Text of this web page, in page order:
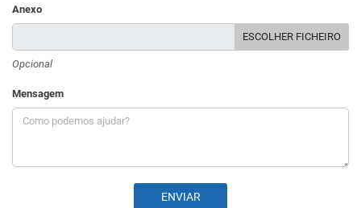
Anexo
ESCOLHER FICHEIRO
Opcional
Mensagem